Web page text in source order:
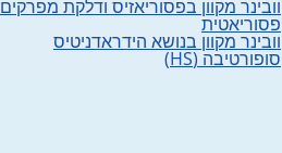
וובינר מקוון בפסוריאזיס ודלקת מפרקים
פסוריאטית
וובינר מקוון בנושא הידראדניטיס
סופורטיבה (HS)